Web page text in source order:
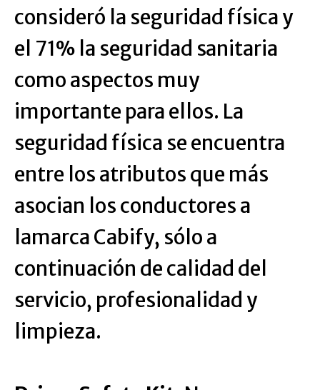
consideró la seguridad física y
el 71% la seguridad sanitaria
como aspectos muy
importante para ellos. La
seguridad física se encuentra
entre los atributos que más
asocian los conductores a
lamarca Cabify, sólo a
continuación de calidad del
servicio, profesionalidad y
limpieza.